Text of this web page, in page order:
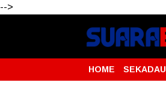
-->
HOME SEKADAU